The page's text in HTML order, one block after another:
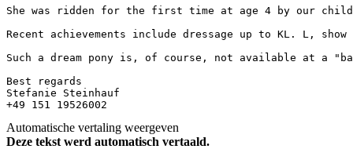
She was ridden for the first time at age 4 by our
Recent achievements include dressage up to KL. L,
Such a dream pony is, of course, not available at a
Best regards
Stefanie Steinhauf
+49 151 19526002
Automatische vertaling weergeven
Deze tekst werd automatisch vertaald.